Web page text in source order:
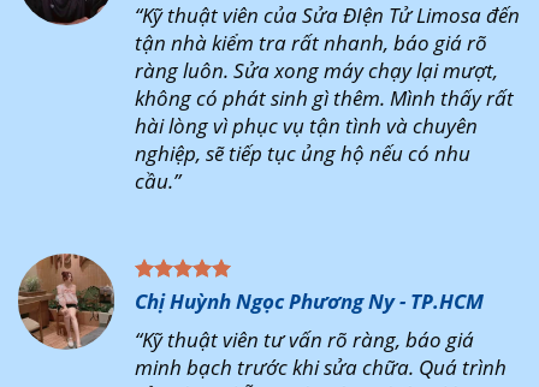
“Kỹ thuật viên của Sửa ĐIện Tử Limosa đến
tận nhà kiểm tra rất nhanh, báo giá rõ
ràng luôn. Sửa xong máy chạy lại mượt,
không có phát sinh gì thêm. Mình thấy rất
hài lòng vì phục vụ tận tình và chuyên
nghiệp, sẽ tiếp tục ủng hộ nếu có nhu
cầu.”
Chị Huỳnh Ngọc Phương Ny - TP.HCM
“Kỹ thuật viên tư vấn rõ ràng, báo giá
minh bạch trước khi sửa chữa. Quá trình